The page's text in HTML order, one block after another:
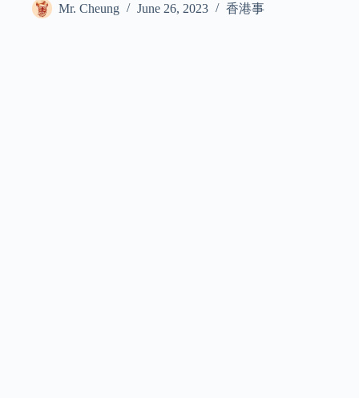
Mr. Cheung June 26, 2023 香港事